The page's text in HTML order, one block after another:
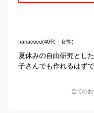
nanacoco(40代・女性)
夏休みの自由研究とし
子さんでも作れるはず
全てのお